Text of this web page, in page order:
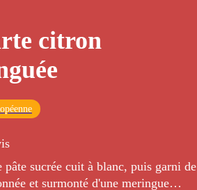
citron
pâte sucrée cuit à blanc, puis garni de
et surmonté d'une meringue